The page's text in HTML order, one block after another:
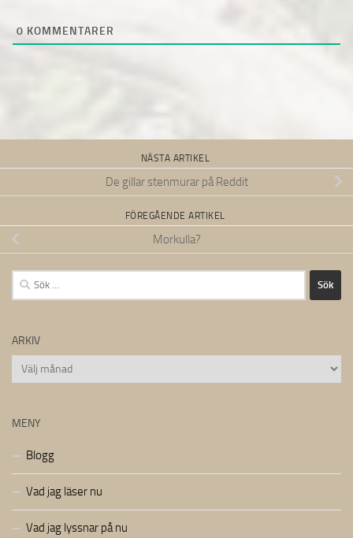
0 KOMMENTARER
NÄSTA ARTIKEL
De gillar stenmurar på Reddit
FÖREGÅENDE ARTIKEL
Morkulla?
Sök
efter:
ARKIV
Arkiv
MENY
Blogg
Vad jag läser nu
Vad jag lyssnar på nu